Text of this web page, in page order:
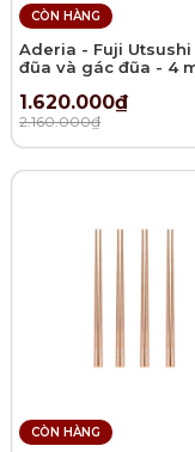
CÒN HÀNG
Aderia - Fuji Utsushi
đũa và gác đũa - 4
1.620.000₫
2.160.000₫
CÒN HÀNG